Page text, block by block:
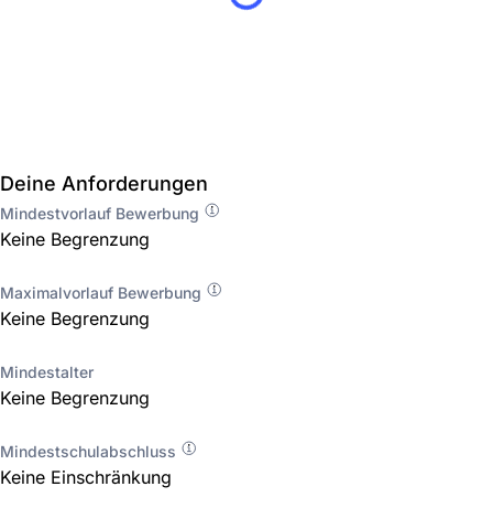
Deine Anforderungen
Mindestvorlauf Bewerbung
Keine Begrenzung
Maximalvorlauf Bewerbung
Keine Begrenzung
Mindestalter
Keine Begrenzung
Mindestschulabschluss
Keine Einschränkung